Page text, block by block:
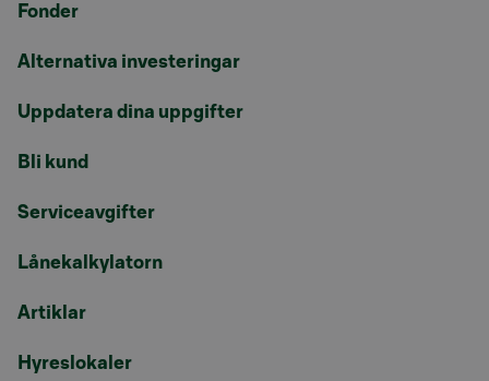
Fonder
Alternativa investeringar
Uppdatera dina uppgifter
Bli kund
Serviceavgifter
Lånekalkylatorn
Artiklar
Hyreslokaler